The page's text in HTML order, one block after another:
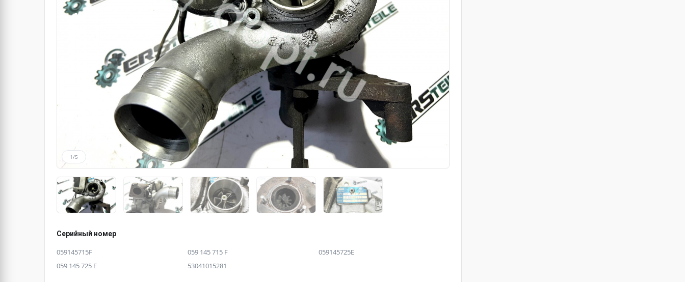
1/5
Серийный номер
059145715F 059 145 715 F
059145725E
059 145 725 E
53041015281